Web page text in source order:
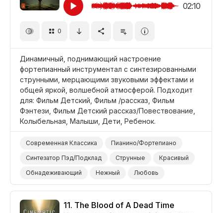
02:10
0
Динамичный, поднимающий настроение
фортепианный инструментал с синтезированными
струнными, мерцающими звуковыми эффектами и
общей яркой, волшебной атмосферой. Подходит
для: Фильм Детский, Фильм /рассказ, Фильм
Фэнтези, Фильм Детский рассказ/Повествование,
Колыбельная, Малыши, Дети, Ребенок.
Современная Классика
Пианино/Фортепиано
Синтезатор Пэд/Подклад
Струнные
Красивый
Обнадеживающий
Нежный
Любовь
Фильм Фэнтези
Детский Рассказ/Повествование
Колыбельная
Малыши Ребенок Дети
11. The Blood of A Dead Time